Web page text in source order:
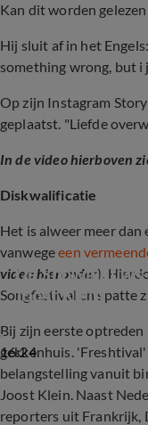
Kan dit worden gelezen
Hij sluit af in het
something wrong, but i
Op zijn Instagram
geplaatst. "Liefde
In de video hierboven
Diskwalificatie
Het is alweer meer dan
vanwegeeen
video hieronder).
Songfestival en spatte
16:24
De
Joost Klein
Bij zijn eerste optreden
gekkenhuis.
belangstelling vanuit
Joost Klein. Naast
reporters uit Frankrijk,